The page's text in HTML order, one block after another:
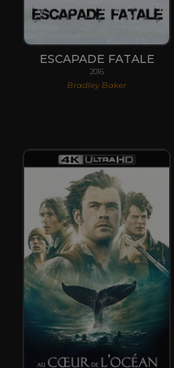
ESCAPADE FATALE
2016
Bradley Baker